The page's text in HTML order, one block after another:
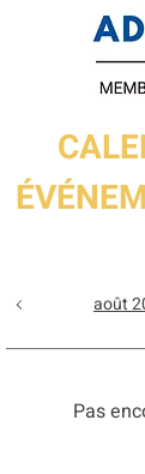
Adhésion
Prix
30,00 $
août
Pas